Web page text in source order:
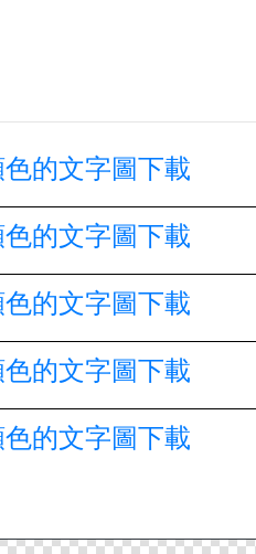
的文字圖下載
的文字圖下載
的文字圖下載
的文字圖下載
的文字圖下載